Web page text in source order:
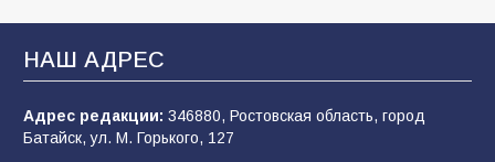
Батайским спортсменам вручили награды
НАШ АДРЕС
Адрес редакции: 346880, Ростовская область, город
Батайск, ул. М. Горького, 127